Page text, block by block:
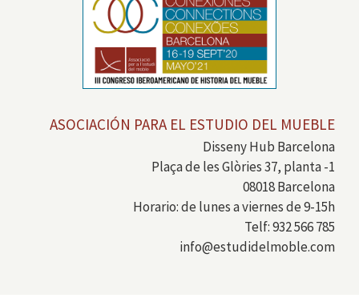
ASOCIACIÓN PARA EL ESTUDIO DEL MUEBLE
Disseny Hub Barcelona
Plaça de les Glòries 37, planta -1
08018 Barcelona
Horario: de lunes a viernes de 9-15h
Telf: 932 566 785
info@estudidelmoble.com